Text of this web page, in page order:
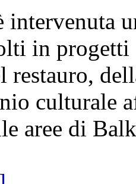
in progetti
restauro,
culturale
aree di